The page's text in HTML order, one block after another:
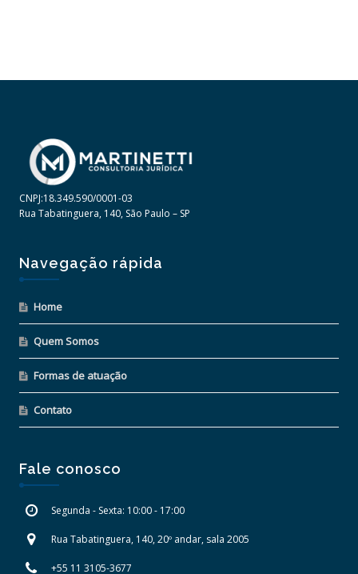
CNPJ:18.349.590/0001-03
Rua Tabatinguera, 140, São Paulo – SP
Navegação rápida
Home
Quem Somos
Formas de atuação
Contato
Fale conosco
Segunda - Sexta: 10:00 - 17:00
Rua Tabatinguera, 140, 20º andar, sala 2005
+55 11 3105-3677